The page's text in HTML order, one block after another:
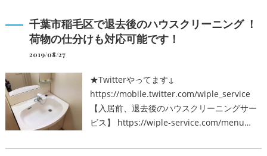
千葉市稲毛区で退去後のハウスクリーニング ！
荷物の仕分けも対応可能です！
2019/08/27
★Twitterやってます↓
https://mobile.twitter.com/wiple_service
【入居前、退去後のハウスクリーニングサー
ビス】 https://wiple-service.com/menu…